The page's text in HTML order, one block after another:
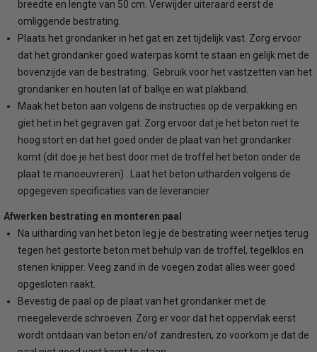
breedte en lengte van 50 cm. Verwijder uiteraard eerst de
omliggende bestrating.
Plaats het grondanker in het gat en zet tijdelijk vast. Zorg ervoor
dat het grondanker goed waterpas komt te staan en gelijk met de
bovenzijde van de bestrating. Gebruik voor het vastzetten van het
grondanker en houten lat of balkje en wat plakband.
Maak het beton aan volgens de instructies op de verpakking en
giet het in het gegraven gat. Zorg ervoor dat je het beton niet te
hoog stort en dat het goed onder de plaat van het grondanker
komt (dit doe je het best door met de troffel het beton onder de
plaat te manoeuvreren) . Laat het beton uitharden volgens de
opgegeven specificaties van de leverancier.
Afwerken bestrating en monteren paal
Na uitharding van het beton leg je de bestrating weer netjes terug
tegen het gestorte beton met behulp van de troffel, tegelklos en
stenen knipper. Veeg zand in de voegen zodat alles weer goed
opgesloten raakt.
Bevestig de paal op de plaat van het grondanker met de
meegeleverde schroeven. Zorg er voor dat het oppervlak eerst
wordt ontdaan van beton en/of zandresten, zo voorkom je dat de